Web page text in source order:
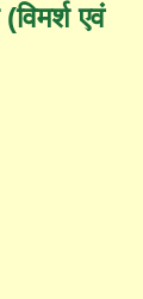
एवं